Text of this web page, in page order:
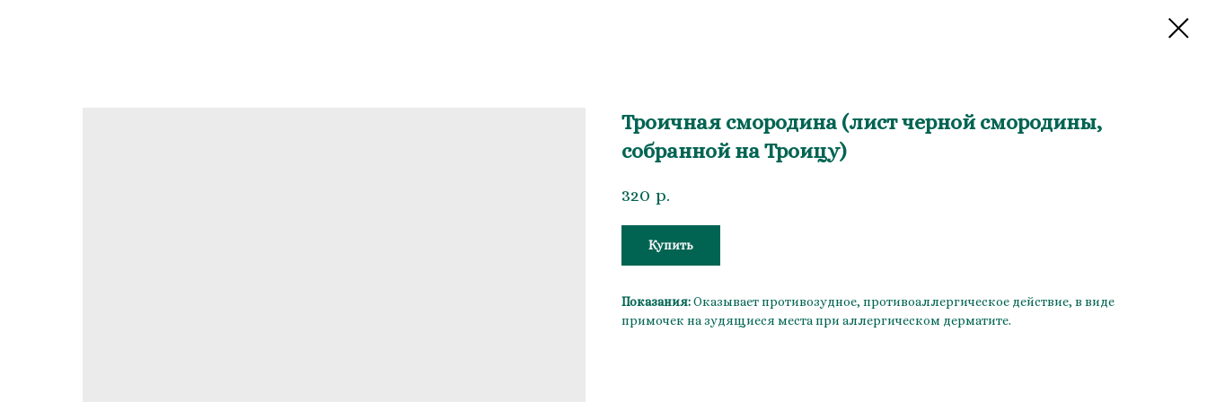
Троичная смородина (лист черной смородины,
собранной на Троицу)
320 р.
Купить
Показания:Оказывает противозудное, противоаллергическое действие, в виде
примочек на зудящиеся места при аллергическом дерматите.